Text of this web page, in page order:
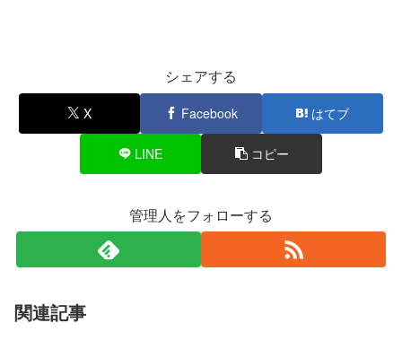
シェアする
X Facebook はてブ
LINE コピー
管理人をフォローする
関連記事